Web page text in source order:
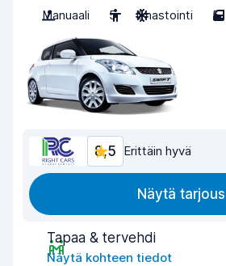
Manuaali
5 Ilmastointi 5
8,5 Erittäin hyvä
Näytä tarjous
Tapaa & tervehdi
Näytä kohteen tiedot